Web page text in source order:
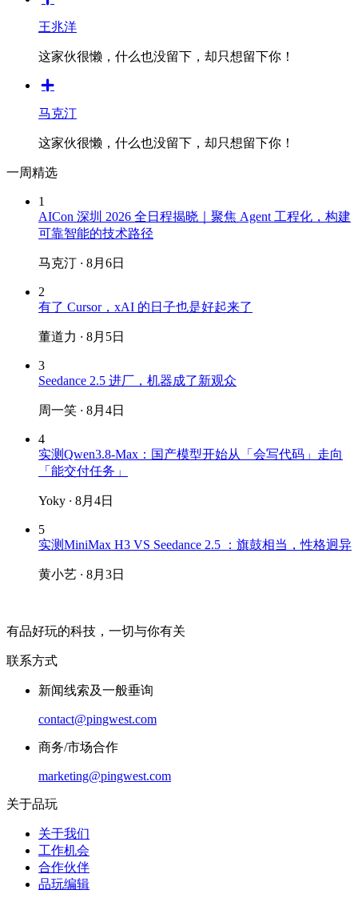
王兆洋
这家伙很懒，什么也没留下，却只想留下你！
马克汀
这家伙很懒，什么也没留下，却只想留下你！
一周精选
1
AICon 深圳 2026 全日程揭晓｜聚焦 Agent 工程化，构建
可靠智能的技术路径
马克汀 · 8月6日
2
有了 Cursor，xAI 的日子也是好起来了
董道力 · 8月5日
3
Seedance 2.5 进厂，机器成了新观众
周一笑 · 8月4日
4
实测Qwen3.8-Max：国产模型开始从「会写代码」走向
「能交付任务」
Yoky · 8月4日
5
实测MiniMax H3 VS Seedance 2.5 ：旗鼓相当，性格迥异
黄小艺 · 8月3日
有品好玩的科技，一切与你有关
联系方式
新闻线索及一般垂询
contact@pingwest.com
商务/市场合作
marketing@pingwest.com
关于品玩
关于我们
工作机会
合作伙伴
品玩编辑